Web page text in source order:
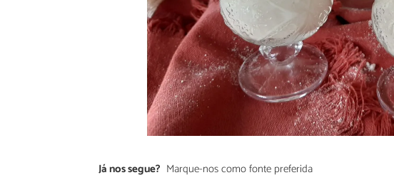
Já nos segue? Marque-nos como fonte preferida